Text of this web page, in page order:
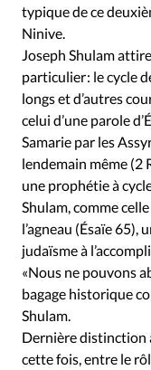
typique de ce
Ninive.
Joseph Shulam
particulier : le cycle
longs et d’autres
celui d’une parole
Samarie par les
lendemain même (2
une prophétie à
Shulam, comme
l’agneau (Ésaïe 65),
judaïsme à
«Nous ne pouvons
bagage historique
Shulam.
Dernière distinction
cette fois, entre le